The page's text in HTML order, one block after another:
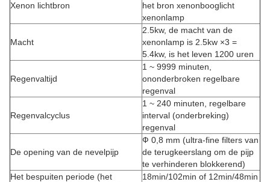
Xenon lichtbron
het bron xenonbooglicht
xenonlamp
Macht
2.5kw, de macht van de
xenonlamp is 2.5kw ×3 =
5.4kw, is het leven 1200 uren
Regenvaltijd
1 ~ 9999 minuten,
ononderbroken regelbare
regenval
Regenvalcyclus
1 ~ 240 minuten, regelbare
interval (onderbreking)
regenval
De opening van de nevelpijp
Ф 0,8 mm (ultra-fine filters van
de terugkeerslang om de pijp
te verhinderen blokkerend)
Het bespuiten periode (het
18min/102min of 12min/48min